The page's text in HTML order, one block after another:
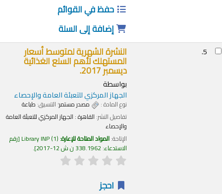
حفظ في القوائم
إضافة إلى السلة
النشرة الشهرية لمتوسط أسعار
المستهلك لأهم السلع الغذائية
ديسمبر 2017.
بواسطة
الجهاز المركزي للتعبئة العامة والإحصاء
نوع المادة : مصدر مستمر؛ التنسيق:طباعة
تفاصيل النشر:القاهرة : الجهاز المركزي للتعبئة العامة
والإحصاء
الإتاحة:المواد المتاحة للإعارة: Library INP(1)
رقم
الاستدعاء:338.1962 ن ش 12-2017 .
احجز